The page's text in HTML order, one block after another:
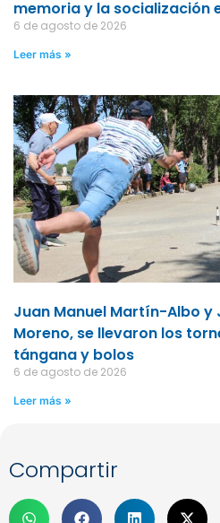
memoria y la socialización
6 de agosto de 2026
Leer más »
Juan Manuel Martín-Albo y
Moreno, se llevaron los
tángana y bolos
6 de agosto de 2026
Leer más »
Compartir